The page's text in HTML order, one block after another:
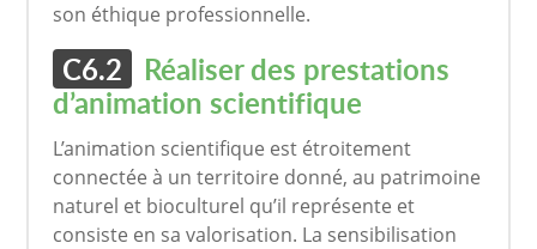
son éthique professionnelle.
C6.2
Réaliser des prestations
d’animation scientifique
L’animation scientifique est étroitement
connectée à un territoire donné, au patrimoine
naturel et bioculturel qu’il représente et
consiste en sa valorisation. La sensibilisation